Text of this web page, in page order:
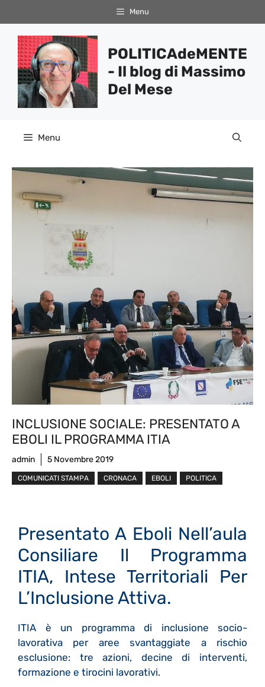
al
contenuto
Menu
POLITICAdeMENTE
- Il blog di Massimo
Del Mese
Menu
INCLUSIONE SOCIALE: PRESENTATO A
EBOLI IL PROGRAMMA ITIA
admin 5 Novembre 2019
COMUNICATI STAMPA CRONACA EBOLI POLITICA
Presentato A Eboli Nell’aula
Consiliare Il Programma
ITIA, Intese Territoriali Per
L’Inclusione Attiva.
ITIA è un programma di inclusione socio-
lavorativa per aree svantaggiate a rischio
esclusione: tre azioni, decine di interventi,
formazione e tirocini lavorativi.